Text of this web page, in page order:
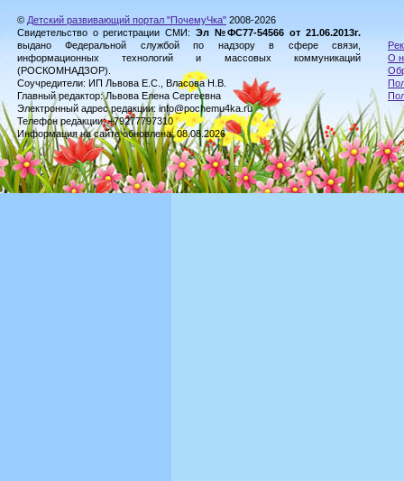
© Детский развивающий портал "ПочемуЧка" 2008-2026
Свидетельство о регистрации СМИ: Эл №ФС77-54566 от 21.06.2013г.
выдано Федеральной службой по надзору в сфере связи,
информационных технологий и массовых коммуникаций
(РОСКОМНАДЗОР).
Соучредители: ИП Львова Е.С., Власова Н.В.
Главный редактор: Львова Елена Сергеевна
Электронный адрес редакции: info@pochemu4ka.ru
Телефон редакции: +79277797310
Информация на сайте обновлена: 08.08.2026
О